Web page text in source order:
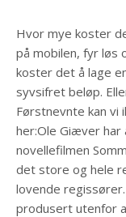
Hvor mye koster
på mobilen, fyr løs
koster det å lage
syvsifret beløp.
Førstnevnte kan vi
her:Ole Giæver
novellefilmen
det store og hele
lovende
produsert utenfor